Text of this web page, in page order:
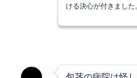
ける決心が付きました